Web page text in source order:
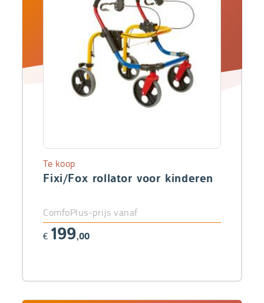
Fixi/Fox rollator voor kinderen
Te koop
ComfoPlus-prijs vanaf
€ 199,00